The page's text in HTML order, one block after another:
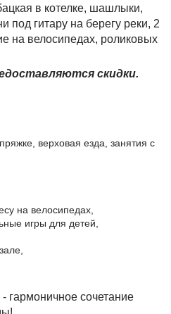
в котелке, шашлыки,
под гитару на берегу реки, 2
на велосипедах, роликовых
скидки.
верховая езда, занятия с
на велосипедах,
игры для детей,
гармоничное сочетание